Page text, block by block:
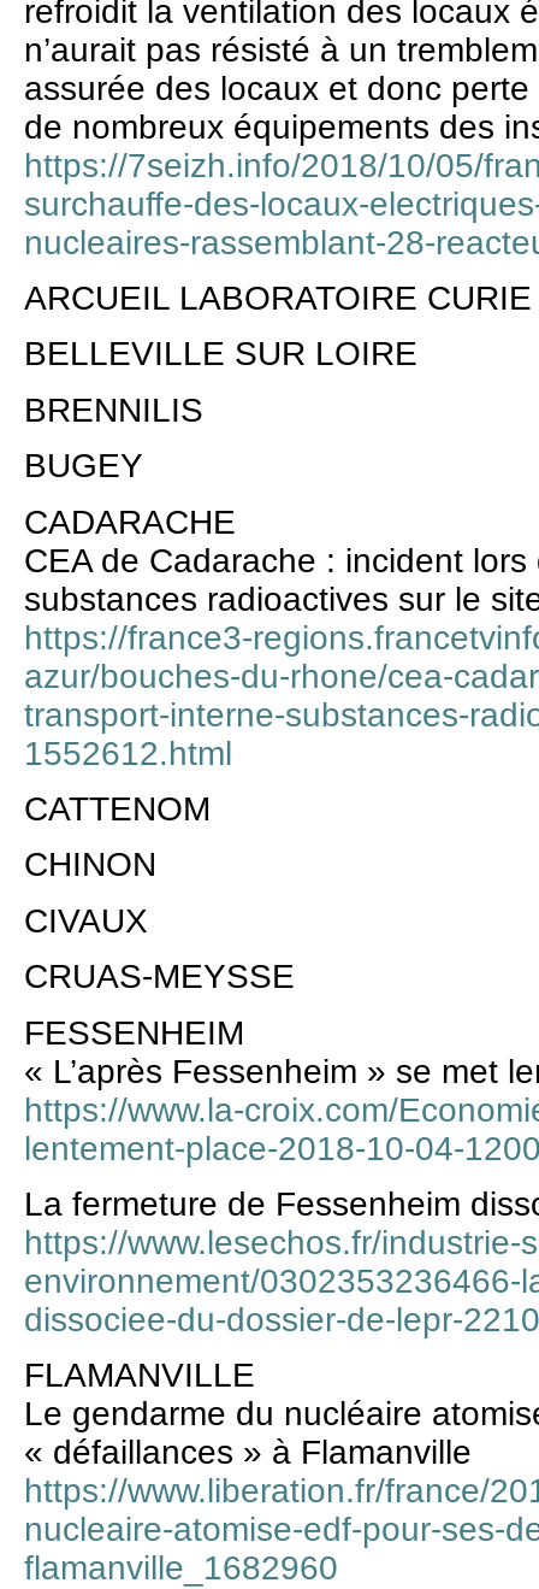
refroidit la ventilation des locaux
n’aurait pas résisté à un
assurée des locaux et donc
de nombreux équipements des
https://7seizh.info/2018/10/05/
surchauffe-des-locaux-
nucleaires-rassemblant-28-
ARCUEIL LABORATOIRE CURIE
BELLEVILLE SUR LOIRE
BRENNILIS
BUGEY
CADARACHE
CEA de Cadarache : incident lors
substances radioactives sur le
https://france3-
azur/bouches-du-rhone/cea-
transport-interne-substances-
1552612.html
CATTENOM
CHINON
CIVAUX
CRUAS-MEYSSE
FESSENHEIM
« L’après Fessenheim » se met
https://www.la-croix.com/
lentement-place-2018-10-04-
La fermeture de Fessenheim
https://www.lesechos.fr/industrie-
environnement/0302353236466-
dissociee-du-dossier-de-lepr-
FLAMANVILLE
Le gendarme du nucléaire
« défaillances » à Flamanville
https://www.liberation.fr/france/
nucleaire-atomise-edf-pour-ses-
flamanville_1682960